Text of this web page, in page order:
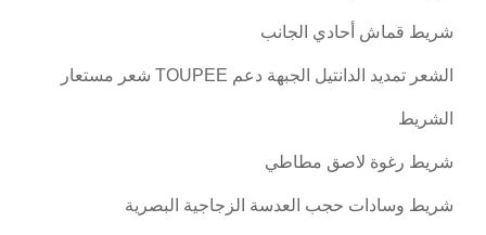
شريط قماش أحادي الجانب
الشعر تمديد الدانتيل الجبهة دعم TOUPEE شعر مستعار
الشريط
شريط رغوة لاصق مطاطي
شريط وسادات حجب العدسة الزجاجية البصرية